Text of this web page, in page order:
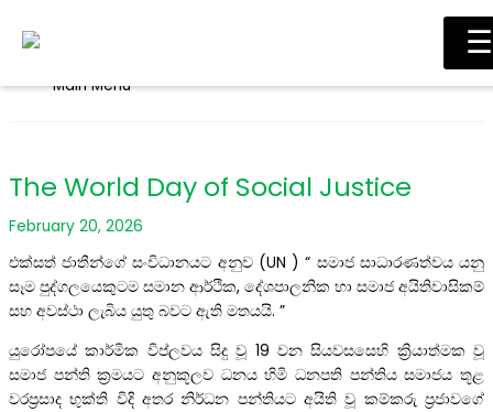
Main Menu
The World Day of Social Justice
February 20, 2026
එක්සත් ජාතීන්ගේ සංවිධානයට අනුව (UN ) “ සමාජ සාධාරණත්වය යනු
සෑම පුද්ගලයෙකුටම සමාන ආර්ථික, දේශපාලනික හා සමාජ අයිතිවාසිකම්
සහ අවස්ථා ලැබිය යුතු බවට ඇති මතයයි. ”
යුරෝපයේ කාර්මික විප්ලවය සිදු වූ 19 වන සියවසසෙහි ක්‍රියාත්මක වූ
සමාජ පන්ති ක්‍රමයට අනුකූලව ධනය හිමි ධනපති පන්තිය සමාජය තූළ
වරප්‍රසාද භුක්ති විදි අතර නිර්ධන පන්තියට අයිති වූ කම්කරු ප්‍රජාවගේ
☰